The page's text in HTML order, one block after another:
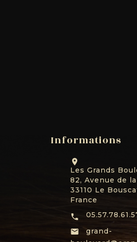
Informations

Les Grands
82, Avenue de
33110 Le
France


grand-